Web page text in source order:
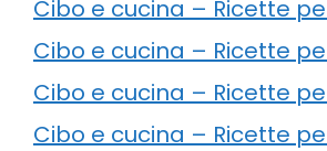
Cibo e cucina – Ricette
Cibo e cucina – Ricette
Cibo e cucina – Ricette
Cibo e cucina – Ricette